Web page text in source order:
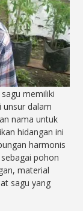
memiliki
unsur dalam
nama untuk
hidangan ini
harmonis
pohon
material
sagu yang